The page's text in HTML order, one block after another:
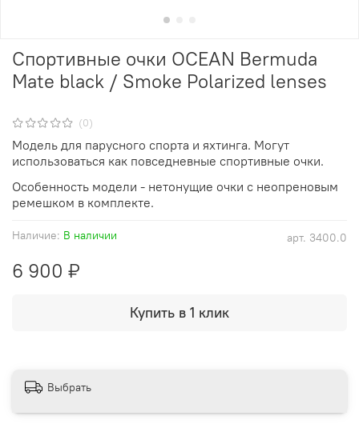
(0)
арт. 3400.0
Наличие: В наличии
Спортивные очки OCEAN Bermuda
Mate black / Smoke Polarized lenses
6 900 ₽
Купить в 1 клик
Модель для парусного спорта и яхтинга. Могут
использоваться как повседневные спортивные очки.
Особенность модели - нетонущие очки с неопреновым
ремешком в комплекте.
Выбрать